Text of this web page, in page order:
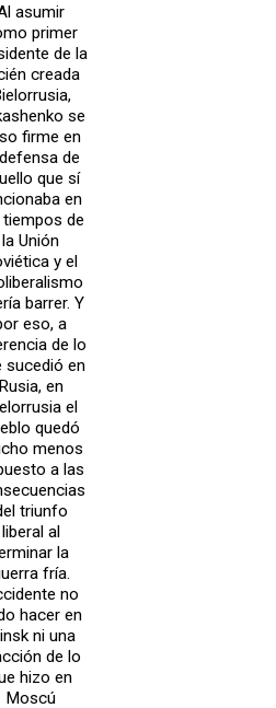
asumir
primer
de la
creada
se
firme en
de
que sí
en
de
la Unión
y el
barrer. Y
eso, a
de lo
sucedió en
Rusia, en
el
quedó
menos
a las
triunfo
liberal al
la
fría.
no
hacer en
ni una
de lo
hizo en
Moscú